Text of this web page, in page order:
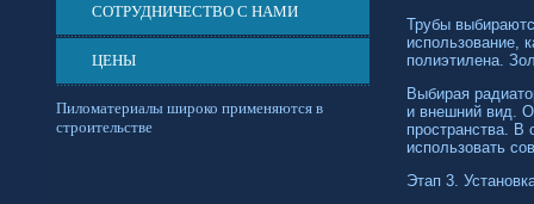
СОТРУДНИЧЕСТВО С НАМИ
ЦЕНЫ
Пиломатериалы широко применяются в
строительстве
Трубы
использование,
полиэтилена.
Выбирая
и внешний вид.
пространства. В
использовать
Этап 3.